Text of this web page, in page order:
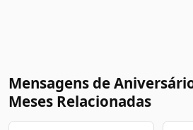
Mensagens de
Meses Relacionadas